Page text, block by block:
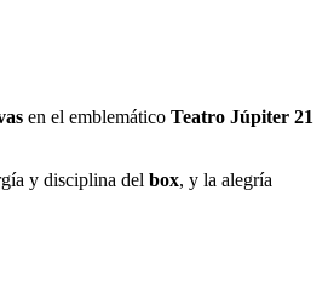
en el emblemático Teatro Júpiter 21
y disciplina del box, y la alegría